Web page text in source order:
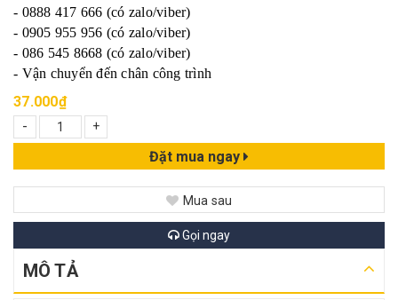
- 0888 417 666 (có zalo/viber)
- 0905 955 956 (có zalo/viber)
- 086 545 8668 (có zalo/viber)
- Vận chuyển đến chân công trình
37.000₫
-
+
Đặt mua ngay
Mua sau
Gọi ngay
MÔ TẢ